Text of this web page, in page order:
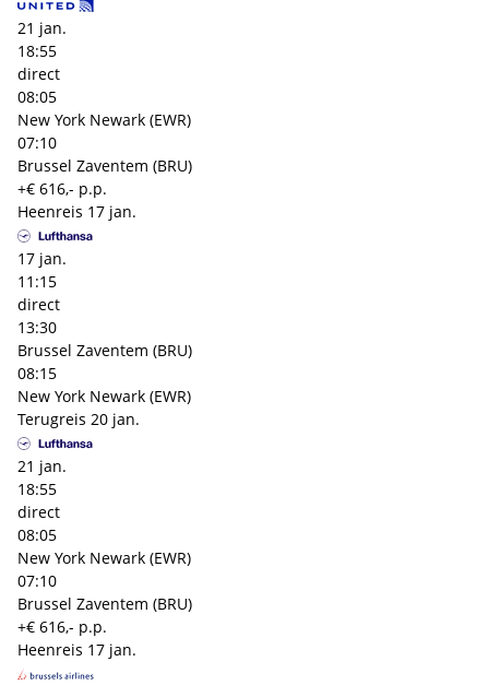
21 jan.
18:55
direct
08:05
New York Newark (EWR)
07:10
Brussel Zaventem (BRU)
+€ 616,- p.p.
Heenreis 17 jan.
17 jan.
11:15
direct
13:30
Brussel Zaventem (BRU)
08:15
New York Newark (EWR)
Terugreis 20 jan.
21 jan.
18:55
direct
08:05
New York Newark (EWR)
07:10
Brussel Zaventem (BRU)
+€ 616,- p.p.
Heenreis 17 jan.